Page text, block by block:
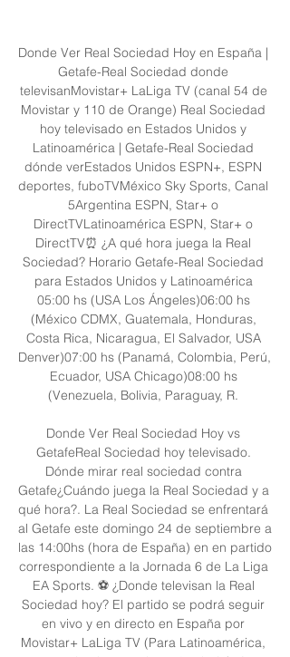
Donde Ver Real Sociedad Hoy en España |
Getafe-Real Sociedad donde
televisanMovistar+ LaLiga TV (canal 54 de
Movistar y 110 de Orange) Real Sociedad
hoy televisado en Estados Unidos y
Latinoamérica | Getafe-Real Sociedad
dónde verEstados Unidos ESPN+, ESPN
deportes, fuboTVMéxico Sky Sports, Canal
5Argentina ESPN, Star+ o
DirectTVLatinoamérica ESPN, Star+ o
DirectTV⏰ ¿A qué hora juega la Real
Sociedad? Horario Getafe-Real Sociedad
para Estados Unidos y Latinoamérica
05:00 hs (USA Los Ángeles)06:00 hs
(México CDMX, Guatemala, Honduras,
Costa Rica, Nicaragua, El Salvador, USA
Denver)07:00 hs (Panamá, Colombia, Perú,
Ecuador, USA Chicago)08:00 hs
(Venezuela, Bolivia, Paraguay, R.
Donde Ver Real Sociedad Hoy vs
GetafeReal Sociedad hoy televisado.
Dónde mirar real sociedad contra
Getafe¿Cuándo juega la Real Sociedad y a
qué hora?. La Real Sociedad se enfrentará
al Getafe este domingo 24 de septiembre a
las 14:00hs (hora de España) en en partido
correspondiente a la Jornada 6 de La Liga
EA Sports. ⚽ ¿Donde televisan la Real
Sociedad hoy? El partido se podrá seguir
en vivo y en directo en España por
Movistar+ LaLiga TV (Para Latinoamérica,